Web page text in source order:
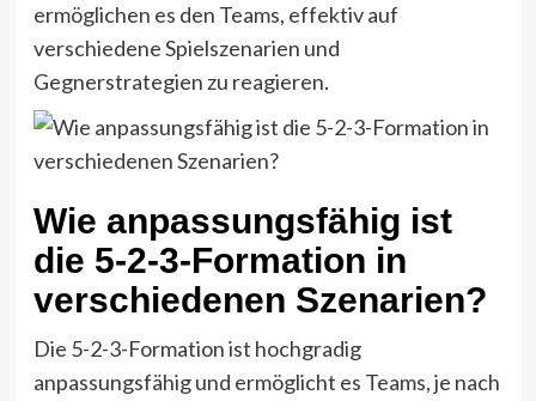
ermöglichen es den Teams, effektiv auf
verschiedene Spielszenarien und
Gegnerstrategien zu reagieren.
Wie anpassungsfähig ist
die 5-2-3-Formation in
verschiedenen Szenarien?
Die 5-2-3-Formation ist hochgradig
anpassungsfähig und ermöglicht es Teams, je nach